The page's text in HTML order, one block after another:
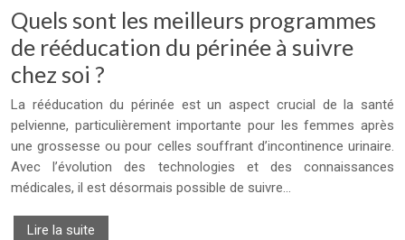
Quels sont les meilleurs programmes
de rééducation du périnée à suivre
chez soi ?
La rééducation du périnée est un aspect crucial de la santé
pelvienne, particulièrement importante pour les femmes après
une grossesse ou pour celles souffrant d’incontinence urinaire.
Avec l’évolution des technologies et des connaissances
médicales, il est désormais possible de suivre…
Lire la suite